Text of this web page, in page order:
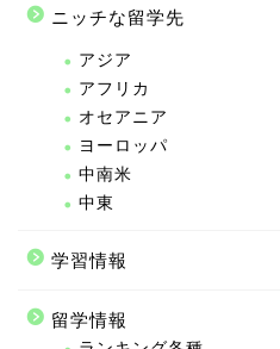
ニッチな留学先
アジア
アフリカ
オセアニア
ヨーロッパ
中南米
中東
学習情報
留学情報